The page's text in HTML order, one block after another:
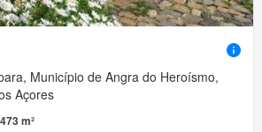
Município de Angra do Heroísmo,
Açores
473 m²